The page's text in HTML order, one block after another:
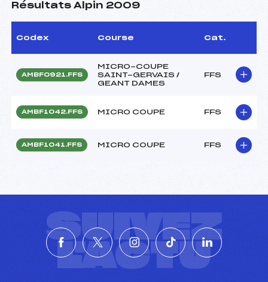
Résultats Alpin 2009
Codex Course Cat.
AMBF0921.FFS
MICRO-COUPE
SAINT-GERVAIS /
GEANT DAMES
FFS
AMBF1042.FFS MICRO COUPE FFS
AMBF1041.FFS MICRO COUPE FFS
SUIVEZ
L'ACTU